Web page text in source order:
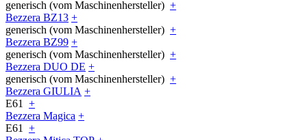
generisch (vom Maschinenhersteller) +
Bezzera BZ13 +
generisch (vom Maschinenhersteller) +
Bezzera BZ99 +
generisch (vom Maschinenhersteller) +
Bezzera DUO DE +
generisch (vom Maschinenhersteller) +
Bezzera GIULIA +
E61 +
Bezzera Magica +
E61 +